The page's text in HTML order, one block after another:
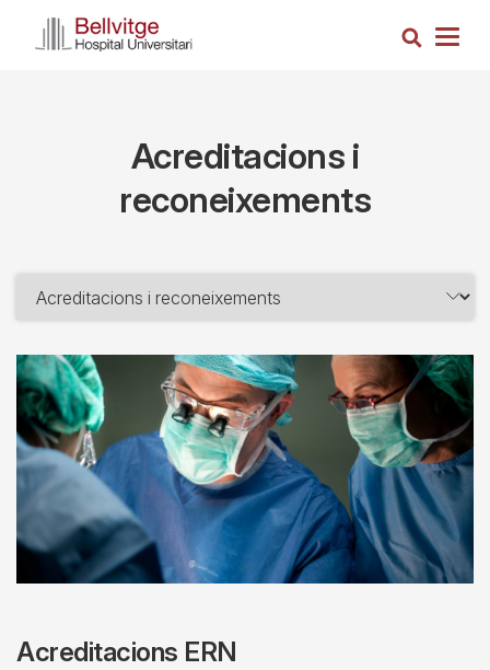
Cerca
Acreditacions i
reconeixements
Acreditacions ERN